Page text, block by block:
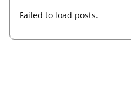
Failed to load posts.